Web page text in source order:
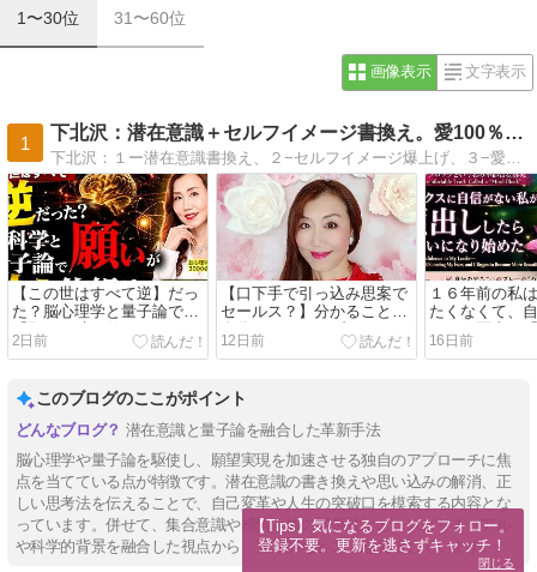
1〜30位 31〜60位
画像表示 文字表示
1
下北沢：潜在意識＋セルフイメージ書換え。愛100％で願望実現
【この世はすべて逆】だっ
た？脳心理学と量子論で
「願いが叶う仕組み」をガ
チ解説
2日前
【口下手で引っ込み思案で
セールス？】分かることと
自分のマインドブロックを
解決できる事は違う
12日前
１６年前の私
たくなくて、
ィール写真に
使っていまし
16日前
このブログのここがポイント
潜在意識と量子論を融合した革新手法
脳心理学や量子論を駆使し、願望実現を加速させる独自のアプローチに焦
点を当てている点が特徴です。潜在意識の書き換えや思い込みの解消、正
しい思考法を伝えることで、自己変革や人生の突破口を模索する内容とな
っています。併せて、集合意識や感情と体の関係性など、スピリチュアル
や科学的背景を融合した視点から、実用的なヒントを発信しています。
【Tips】気になるブログをフォロー。
登録不要。更新を逃さずキャッチ！
閉じる